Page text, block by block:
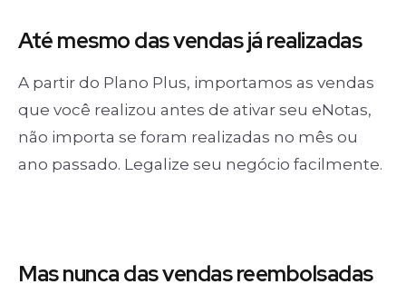
Até mesmo dasvendas já realizadas
A partir do Plano Plus, importamos as vendas
que você realizou antes de ativar seu eNotas,
não importa se foram realizadas no mês ou
ano passado. Legalize seu negócio facilmente.
Mas nuncadas vendasreembolsadas